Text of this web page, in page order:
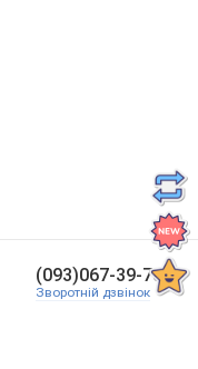
(093)067-39-70
Зворотній дзвінок